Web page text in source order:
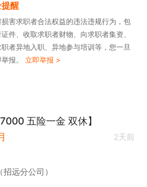
醒
害求职者合法权益的违法违规行为，包
件、收取求职者财物、向求职者集资、
者异地入职、异地参与培训等，您一旦
报。 立即举报 >
五险一金 双休】
2天前
远分公司）